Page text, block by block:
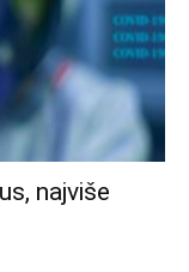
najviše